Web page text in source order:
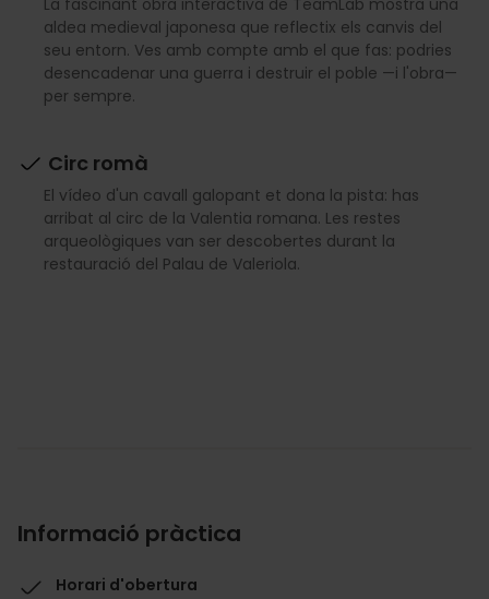
aldea medieval japonesa que reflectix els canvis del
seu entorn. Ves amb compte amb el que fas: podries
desencadenar una guerra i destruir el poble —i l'obra—
per sempre.
Circ romà
El vídeo d'un cavall galopant et dona la pista: has
arribat al circ de la Valentia romana. Les restes
arqueològiques van ser descobertes durant la
restauració del Palau de Valeriola.
Informació pràctica
Horari d'obertura